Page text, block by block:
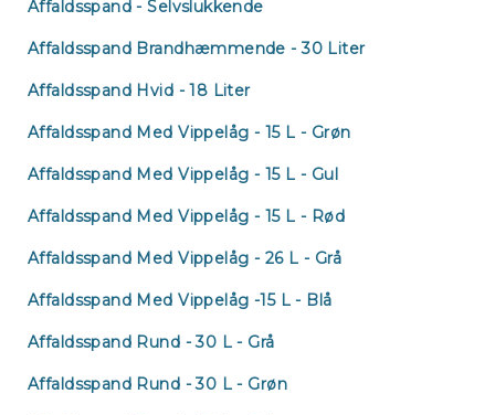
Affaldsspand - Selvslukkende
Affaldsspand Brandhæmmende - 30 Liter
Affaldsspand Hvid - 18 Liter
Affaldsspand Med Vippelåg - 15 L - Grøn
Affaldsspand Med Vippelåg - 15 L - Gul
Affaldsspand Med Vippelåg - 15 L - Rød
Affaldsspand Med Vippelåg - 26 L - Grå
Affaldsspand Med Vippelåg -15 L - Blå
Affaldsspand Rund - 30 L - Grå
Affaldsspand Rund - 30 L - Grøn